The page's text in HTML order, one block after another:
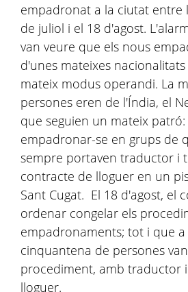
empadronat a la ciutat entre
de juliol i el 18 d'agost.
van veure que els nous
d'unes mateixes
mateix modus operandi. La
persones eren de l'Índia, el
que seguien un mateix patró:
empadronar-se en grups de
sempre portaven traductor i
contracte de lloguer en un
Sant Cugat. El 18 d'agost, el
ordenar congelar els
empadronaments; tot i que
cinquantena de persones
procediment, amb traductor
lloguer.